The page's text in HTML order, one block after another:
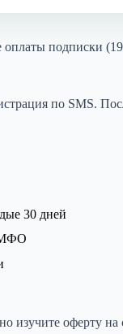
подписки
по SMS.
30 дней
МФО
оферту на